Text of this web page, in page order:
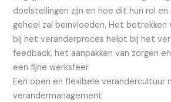
doelstellingen zijn en hoe dit hun rol en
geheel zal beïnvloeden. Het betrekken
bij het veranderproces helpt bij het
feedback, het aanpakken van zorgen
een fijne werksfeer.
Een open en flexibele verandercultuur
verandermanagement